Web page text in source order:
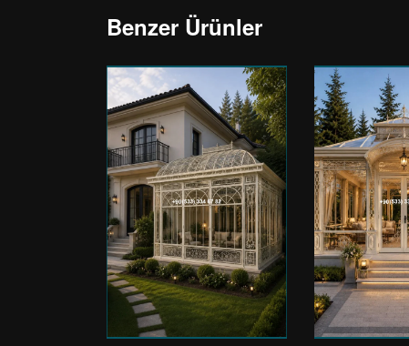
Benzer Ürünler